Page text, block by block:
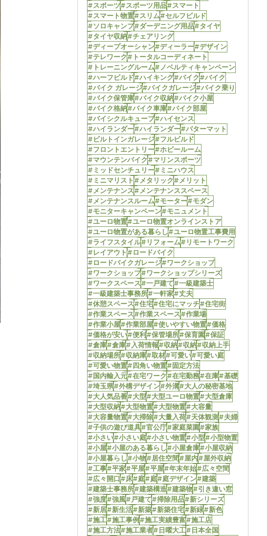
#スポーツ#スポーツ用品#スマート
#スマート物置#スリム#セルフビルド
#ソロキャンプ#ダーデニング用品#タイヤ
#タイヤ収納#チェアリング
#ディープオーシャン#ディーラー#デザイン
#テレワーク#トータルコーディネート
#トレーニングルーム#ノベルティキャンペーン
#ハーフビルド#ハイキング#バイク#バイク
#バイク ガレージ#バイクガレージ#バイク乗り
#バイク保管庫#バイク収納#バイク小屋
#バイク格納#バイク車庫#バイク部屋
#バイシクルキューブ#ハイセンス
#ハイランダー#ハイランダー#パターマット
#ビルトインガレージ#フルビルド
#フロントエントリー#ホビールーム
#マウンテンバイク#マリンスポーツ
#ミッドセンチュリー#ミニハウス
#ミニマリスト#メタリック#メリット
#メンテナンス#メンテナンススペース
#メンテナンスルーム#モーター#モダン
#モニターキャンペーン#モニュメント
#ユーロ物置#ユーロ物置オンラインストア
#ユーロ物置がある暮らし#ユーロ物置工事費用
#ライフスタイル#リフォーム#リモートワーク
#レイアウト#ロードバイク
#ロードバイクガレージ#ワークショップ
#ワークショップ#ワークショップシリーズ
#ワークスペース#一戸建て#一級建築士
#一級建築士事務所#一軒家#丈夫
#休憩スペース#住宅#住宅にマッチ#住宅街
#作業スペース#作業スペース#作業場
#作業小屋#作業部屋#使いやすい物置#価格
#価格が安い#便利#保管場所#保育園#保証
#倉庫#倉庫#入荷情報#収納#収納#収納上手
#収納場所#収納庫#取材#可愛い#可愛い庭
#可愛い物置#四角い物置#固定方法
#国内輸入元#在宅ワーク#在宅勤務#在庫#基礎
#埼玉県#外構デザイン#外溝#大人の秘密基地
#大人気品番#大型#大型ユーロ物置#大型倉庫
#大型収納#大型物置#大型物置#大容量
#大容量物置#大掃除#大量入荷#天体観測#夫婦
#子供の遊び道具#官公庁#家庭菜園#家族
#小さい#小さい庭#小さい物置#小型#小型物置
#小屋#小屋のある暮らし#小屋倉庫#小屋収納
#小屋暮らし#小物#居住空間#屋内#屋外収納
#工事#平家#平屋#平屋#年末年始#広々空間
#広々開口#床#庭#庭#庭デザイン#建築
#建築士事務所#建築構造#建築物#引き違い窓
#強度#強風#戸建て#掃除用品#新シリーズ
#新居#新生活#新築#新築住宅#新緑#新色
#施工#施工事例#施工実績豊富#施工店
#施工方法#施工業者#日曜大工#日本全国